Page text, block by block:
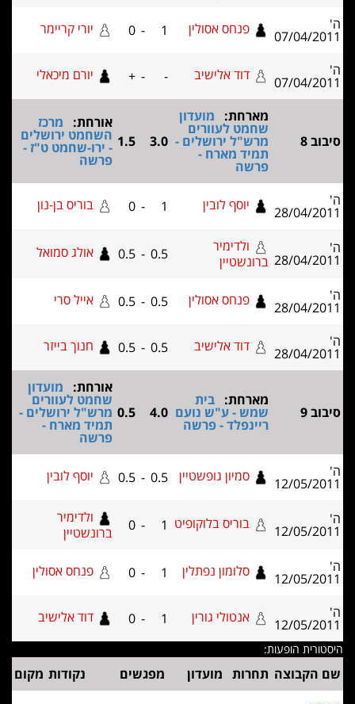
פנחס אסולין 1
-
0 יורי קריימר
דוד אלישיב -
+ יורם מיכאלי
מועדון
מרש"ל ירושלים - 3.0
1.5
אורחת:
השחמט ירושלים
- ירו-שחמט ט"ז -
פרשה
יוסף לובין 1
-
0 בוריס בן-נון
ולדימיר
ברונשטיין
0.5
-
0.5 אולג סמואל
פנחס אסולין 0.5
-
0.5 אייל סרי
דוד אלישיב 0.5
-
0.5 חנוך בייזר
שמש - ע"ש נועם 4.0
0.5
שחמט לעוורים
מרש"ל ירושלים -
תמיד מארח -
סמיון גופשטיין 0.5
-
0.5 יוסף לובין
בוריס בלוקופיט 1
-
0
ולדימיר
ברונשטיין
סלומון נפתלין 1
-
0 פנחס אסולין
אנטולי גורין 1
-
0 דוד אלישיב
תחרות מועדון מפגשים נקודות מקום